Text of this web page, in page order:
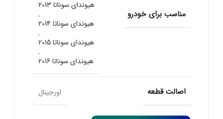
مناسب برای خودرو
هیوندای سوناتا 2013
,
هیوندای سوناتا 2014
,
هیوندای سوناتا 2015
,
هیوندای سوناتا 2016
اصالت قطعه اورجینال